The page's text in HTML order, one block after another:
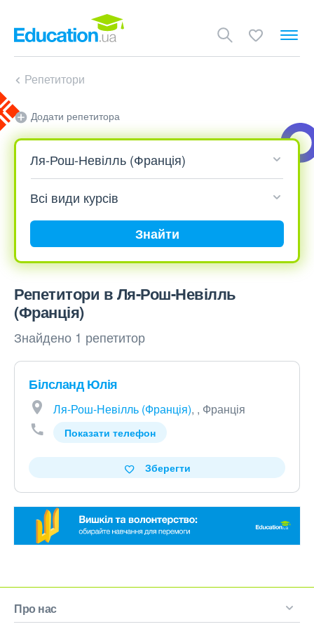
Репетитори
Додати репетитора
Знайти
Репетитори в Ля-Рош-Невілль
(Франція)
Знайдено 1 репетитор
Білсланд Юлія
Ля-Рош-Невілль (Франція), , Франція
Показати телефон
Зберегти
Про нас